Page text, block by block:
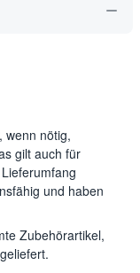
wenn nötig,
gilt auch für
und haben
Zubehörartikel,